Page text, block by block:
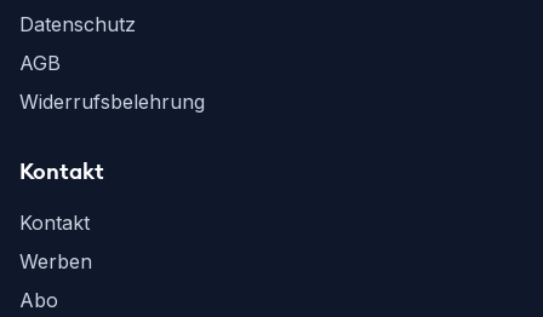
Datenschutz
AGB
Widerrufsbelehrung
Kontakt
Kontakt
Werben
Abo